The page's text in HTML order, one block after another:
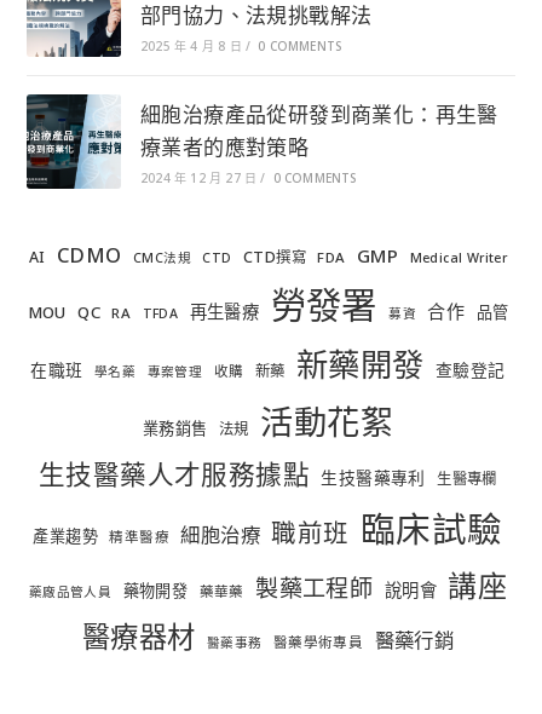
部門協力、法規挑戰解法
2025 年 4 月 8 日 / 0 COMMENTS
細胞治療產品從研發到商業化：再生醫
療業者的應對策略
2024 年 12 月 27 日 / 0 COMMENTS
AI CDMO CMC法規 CTD CTD撰寫 FDA GMP Medical Writer
MOU QC RA TFDA 再生醫療 勞發署 募資 合作 品管
在職班 學名藥 專案管理 收購 新藥 新藥開發 查驗登記
業務銷售 法規 活動花絮
生技醫藥人才服務據點 生技醫藥專利 生醫專欄
產業趨勢 精準醫療 細胞治療 職前班 臨床試驗
藥廠品管人員 藥物開發 藥華藥 製藥工程師 說明會 講座
醫療器材 醫藥事務 醫藥學術專員 醫藥行銷